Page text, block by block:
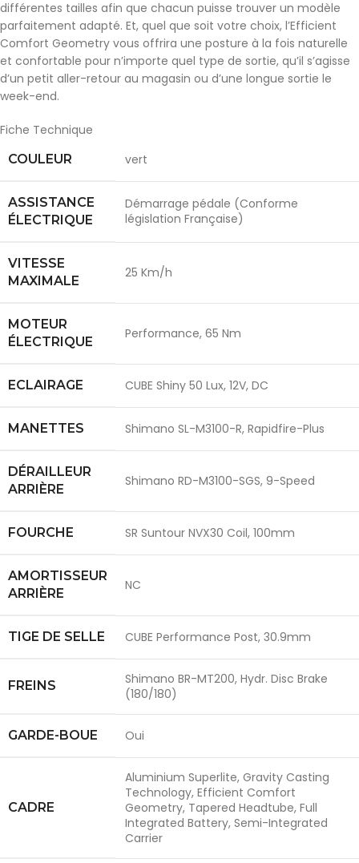
différentes tailles afin que chacun puisse trouver un modèle
parfaitement adapté. Et, quel que soit votre choix, l’Efficient
Comfort Geometry vous offrira une posture à la fois naturelle
et confortable pour n’importe quel type de sortie, qu’il s’agisse
d’un petit aller-retour au magasin ou d’une longue sortie le
week-end.
Fiche Technique
COULEUR vert
ASSISTANCE
ÉLECTRIQUE
Démarrage pédale (Conforme
législation Française)
VITESSE
MAXIMALE
25 Km/h
MOTEUR
ÉLECTRIQUE
Performance, 65 Nm
ECLAIRAGE CUBE Shiny 50 Lux, 12V, DC
MANETTES Shimano SL-M3100-R, Rapidfire-Plus
DÉRAILLEUR
ARRIÈRE
Shimano RD-M3100-SGS, 9-Speed
FOURCHE SR Suntour NVX30 Coil, 100mm
AMORTISSEUR
ARRIÈRE
NC
TIGE DE SELLE CUBE Performance Post, 30.9mm
FREINS
Shimano BR-MT200, Hydr. Disc Brake
(180/180)
GARDE-BOUE Oui
CADRE
Aluminium Superlite, Gravity Casting
Technology, Efficient Comfort
Geometry, Tapered Headtube, Full
Integrated Battery, Semi-Integrated
Carrier